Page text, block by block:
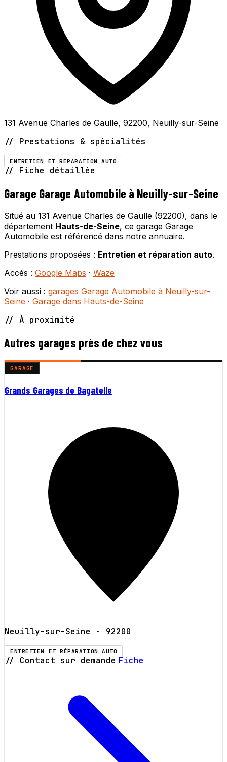
131 Avenue Charles de Gaulle, 92200, Neuilly-sur-Seine
// Prestations & spécialités
ENTRETIEN ET RÉPARATION AUTO
// Fiche détaillée
Garage Garage Automobile à Neuilly-sur-Seine
Situé au 131 Avenue Charles de Gaulle (92200), dans le
département Hauts-de-Seine, ce garage Garage
Automobile est référencé dans notre annuaire.
Prestations proposées : Entretien et réparation auto.
Accès : Google Maps · Waze
Voir aussi : garages Garage Automobile à Neuilly-sur-
Seine · Garage dans Hauts-de-Seine
// À proximité
Autres garages près de chez vous
GARAGE
Grands Garages de Bagatelle
Neuilly-sur-Seine · 92200
ENTRETIEN ET RÉPARATION AUTO
// Contact sur demande Fiche